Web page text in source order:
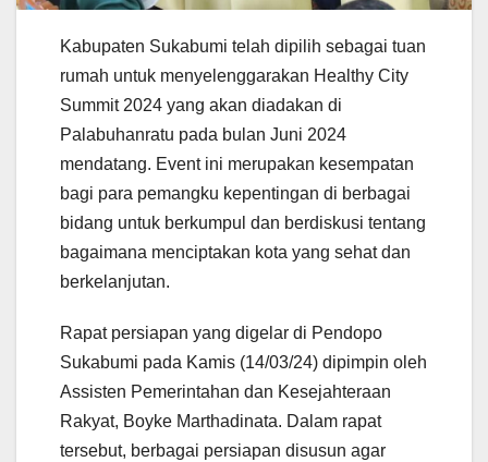
Kabupaten Sukabumi telah dipilih sebagai tuan
rumah untuk menyelenggarakan Healthy City
Summit 2024 yang akan diadakan di
Palabuhanratu pada bulan Juni 2024
mendatang. Event ini merupakan kesempatan
bagi para pemangku kepentingan di berbagai
bidang untuk berkumpul dan berdiskusi tentang
bagaimana menciptakan kota yang sehat dan
berkelanjutan.
Rapat persiapan yang digelar di Pendopo
Sukabumi pada Kamis (14/03/24) dipimpin oleh
Assisten Pemerintahan dan Kesejahteraan
Rakyat, Boyke Marthadinata. Dalam rapat
tersebut, berbagai persiapan disusun agar